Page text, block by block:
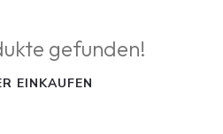
gefunden!
EINKAUFEN